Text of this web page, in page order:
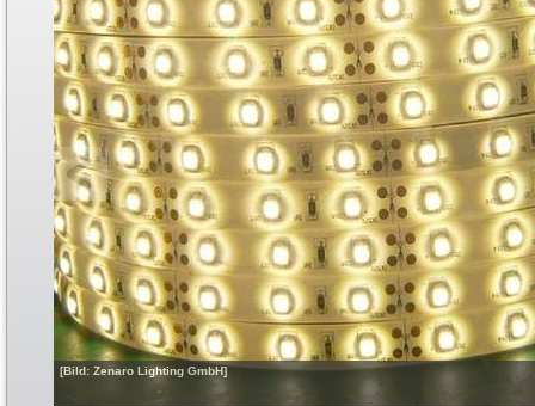
[Bild: Zenaro Lighting GmbH]